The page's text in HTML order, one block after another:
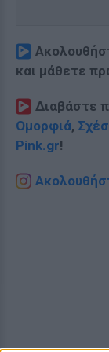
και μάθετε
Διαβάστε
Ομορφιά,
Pink.gr!